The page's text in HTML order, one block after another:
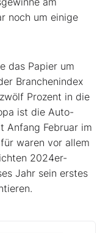
noch um einige
das Papier um
Branchenindex
Prozent in die
ist die Auto-
Anfang Februar im
waren vor allem
2024er-
Jahr sein erstes